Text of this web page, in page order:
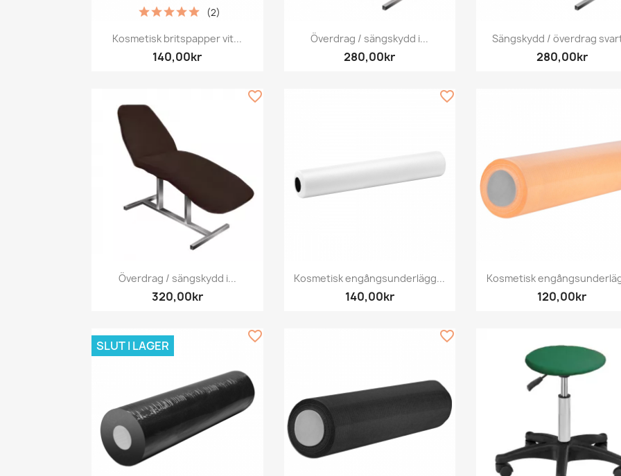
Snabbvy
Kosmetisk britspapper vit...
140,00kr
(2)
Snabbvy
Överdrag / sängskydd i...
280,00kr
 Snabbvy
Sängskydd / överdrag
280,00kr
Snabbvy
Överdrag / sängskydd i...
320,00kr
favorite_border
Snabbvy
Kosmetisk engångsunderlägg...
140,00kr
favorite_border
Snabbvy
Kosmetisk
120,00kr
SLUT I LAGER
favorite_border favorite_border